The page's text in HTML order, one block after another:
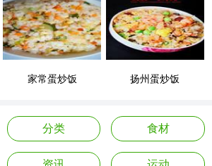
家常蛋炒饭 扬州蛋炒饭
分类 食材